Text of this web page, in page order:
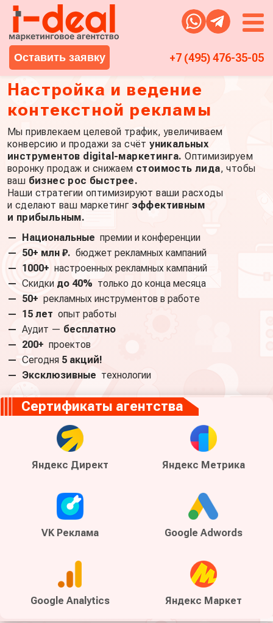
+7 (495) 476-35-05
Оставить заявку
Настройка и ведение
контекстной рекламы
Мы привлекаем целевой трафик, увеличиваем
конверсию и продажи за счётуникальных
инструментов digital-маркетинга. Оптимизируем
воронку продаж и снижаем стоимость лида, чтобы
ваш бизнес рос быстрее.
Наши стратегии оптимизируют ваши расходы
и сделают ваш маркетинг эффективным
и прибыльным.
— Национальные премии и конференции
— 50+ млн ₽. бюджет рекламных кампаний
— 1000+ настроенных рекламных кампаний
— Скидки до 40% только до конца месяца
— 50+ рекламных инструментов в работе
— 15 лет опыт работы
— Аудит — бесплатно
— 200+ проектов
— Сегодня 5 акций!
— Эксклюзивные технологии
Сертификаты агентства
Яндекс Директ Яндекс Метрика
VK Реклама Google Adwords
Google Analytics Яндекс Маркет